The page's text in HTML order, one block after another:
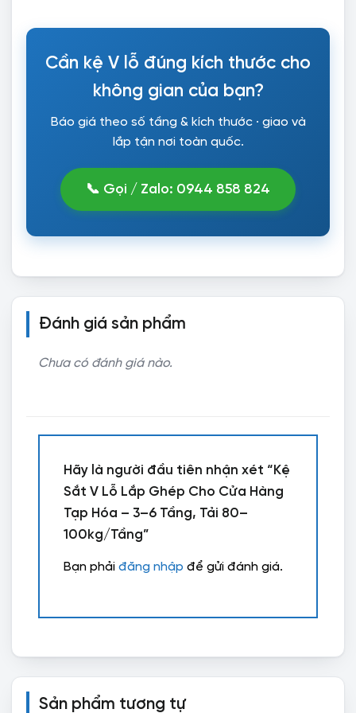
Cần kệ V lỗ đúng kích thước cho
không gian của bạn?
Báo giá theo số tầng & kích thước · giao và
lắp tận nơi toàn quốc.
📞 Gọi / Zalo: 0944 858 824
Đánh giá sản phẩm
Chưa có đánh giá nào.
Hãy là người đầu tiên nhận xét “Kệ
Sắt V Lỗ Lắp Ghép Cho Cửa Hàng
Tạp Hóa – 3–6 Tầng, Tải 80–
100kg/Tầng”
Bạn phải đăng nhập để gửi đánh giá.
Sản phẩm tương tự